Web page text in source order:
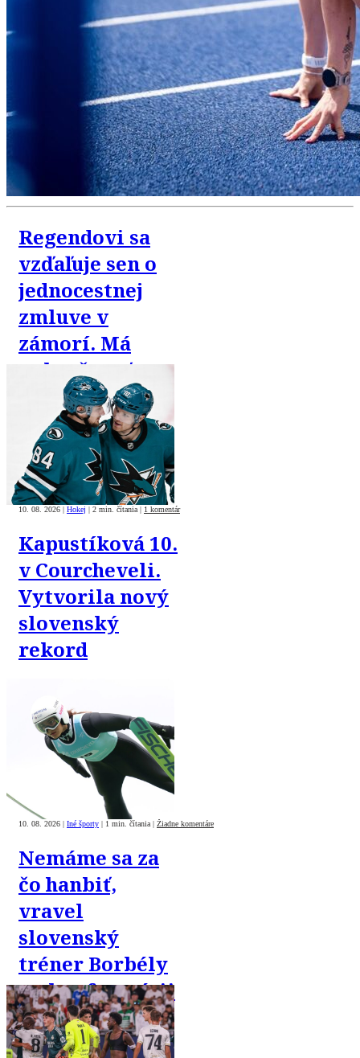
Regendovi sa
vzďaľuje sen o
jednocestnej
zmluve v
zámorí. Má
pokračovať v
Česku alebo v
Rusku
10. 08. 2026 | Hokej | 2 min. čítania| 1 komentár
Kapustíková 10.
v Courcheveli.
Vytvorila nový
slovenský
rekord
10. 08. 2026 | Iné športy | 1 min. čítania | Žiadne komentáre
Nemáme sa za
čo hanbiť,
vravel
slovenský
tréner Borbély
po konfrontácii
s Realom
Madrid